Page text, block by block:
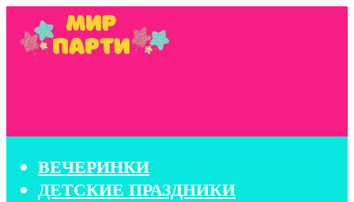
ВЕЧЕРИНКИ
ДЕТСКИЕ ПРАЗДНИКИ